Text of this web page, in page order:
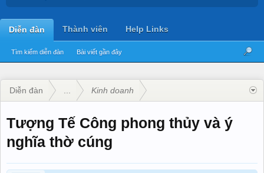
Diễn đàn
Tìm kiếm diễn đàn Bài viết gần đây
Thành viên Help Links
Diễn đàn Kinh doanh
Tượng Tế Công phong thủy và ý
nghĩa thờ cúng